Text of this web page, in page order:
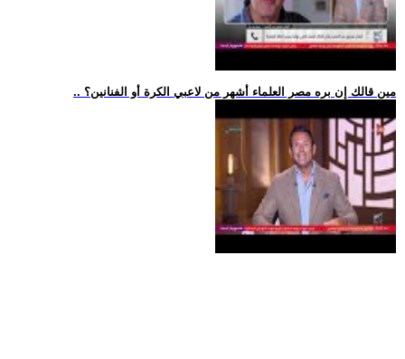
.. مين قالك إن بره مصر العلماء أشهر من لاعبي الكرة أو الفنانين؟